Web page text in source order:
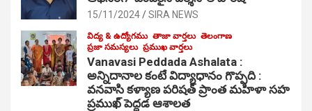
15/11/2024 SIRA NEWS
విద్య & ఉద్యోగము తాజా వార్తలు తెలంగాణ
ప్రజా సమస్యలు ప్రముఖ వార్తలు
Vanavasi Peddada Ashalata :
అన్నిదానాల కంటే విద్యాధానం గొప్పది :
వనవాసి కళ్యాణ పరిషత్ ప్రాంత మహిళా సహ
ప్రముఖ్ పెద్దడ ఆశాలత